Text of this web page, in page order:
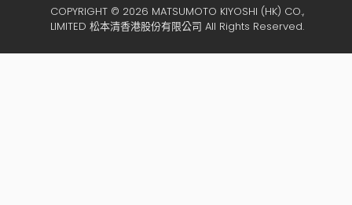
COPYRIGHT © 2026 MATSUMOTO KIYOSHI (HK) CO.,
LIMITED 松本清香港股份有限公司 All Rights Reserved.